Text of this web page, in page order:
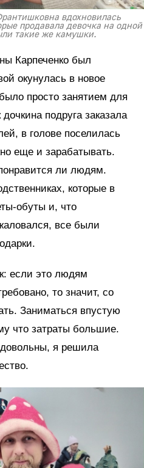
вдохновилась
продавала девочка на одной
такие же камушки.
Карпеченко был
окунулась в новое
просто занятием для
подруга заказала
в голове поселилась
еще и зарабатывать.
ли людям.
которые в
обуты и, что
все были
если это людям
то значит, со
Заниматься впустую
что затраты большие.
довольны, я решила